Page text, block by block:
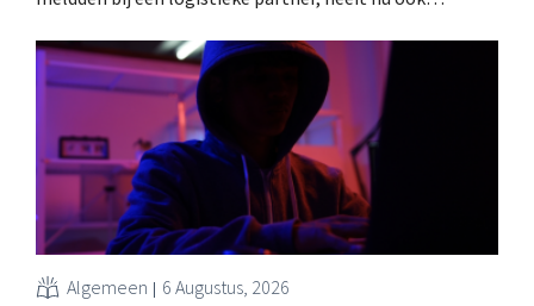
datalek. Financiële gegevens, gebruikersnamen en
wachtwoorden zijn niet getroffen.
Algemeen 6 Augustus, 2026